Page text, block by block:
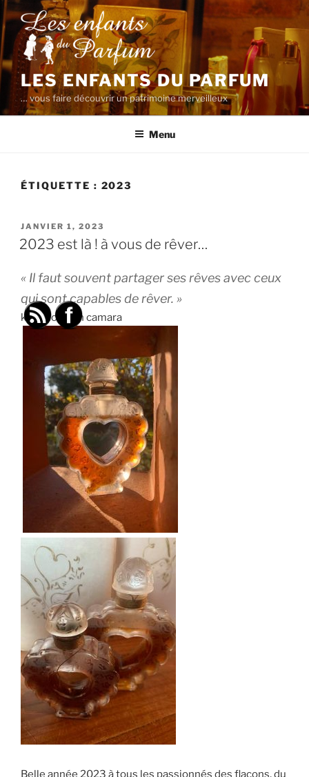
Aller
au
contenu
principal
LES ENFANTS DU PARFUM
… vous faire découvrir un patrimoine merveilleux
Menu
ÉTIQUETTE : 2023
PUBLIÉ
LE
JANVIER 1, 2023
2023 est là ! à vous de rêver…
« Il faut souvent partager ses rêves avec ceux
qui sont capables de rêver. »
karamo kinth camara
Belle année 2023 à tous les passionnés des flacons, du